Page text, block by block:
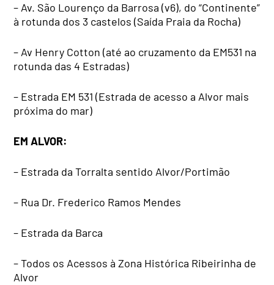
– Av. São Lourenço da Barrosa (v6), do “Continente”
à rotunda dos 3 castelos (Saída Praia da Rocha)
– Av Henry Cotton (até ao cruzamento da EM531 na
rotunda das 4 Estradas)
– Estrada EM 531 (Estrada de acesso a Alvor mais
próxima do mar)
EM ALVOR:
– Estrada da Torralta sentido Alvor/Portimão
– Rua Dr. Frederico Ramos Mendes
– Estrada da Barca
– Todos os Acessos à Zona Histórica Ribeirinha de
Alvor